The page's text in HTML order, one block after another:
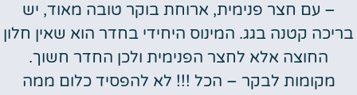
– עם חצר פנימית, ארוחת בוקר טובה מאוד, יש
בריכה קטנה בגג. המינוס היחידי בחדר הוא שאין חלון
החוצה אלא לחצר הפנימית ולכן החדר חשוך.
מקומות לבקר – הכל !!! לא להפסיד כלום ממה